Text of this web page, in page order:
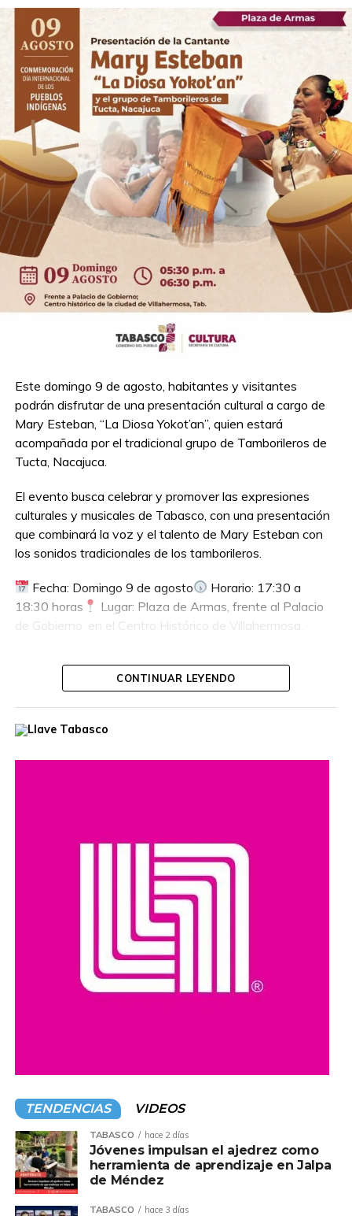
Este domingo 9 de agosto, habitantes y visitantes
podrán disfrutar de una presentación cultural a cargo de
Mary Esteban, “La Diosa Yokot’an”, quien estará
acompañada por el tradicional grupo de Tamborileros de
Tucta, Nacajuca.
El evento busca celebrar y promover las expresiones
culturales y musicales de Tabasco, con una presentación
que combinará la voz y el talento de Mary Esteban con
los sonidos tradicionales de los tamborileros.
Fecha: Domingo 9 de agosto
Horario: 17:30 a
18:30 horas
Lugar: Plaza de Armas, frente al Palacio
de Gobierno, en el Centro Histórico de Villahermosa.
tarde dedicada a la cultura y las tradiciones tabasqueñas.
Compartir en:
CONTINUAR LEYENDO
TENDENCIAS VIDEOS
TABASCO hace 2 días
Jóvenes impulsan el ajedrez como
herramienta de aprendizaje en Jalpa
de Méndez
TABASCO hace 3 días